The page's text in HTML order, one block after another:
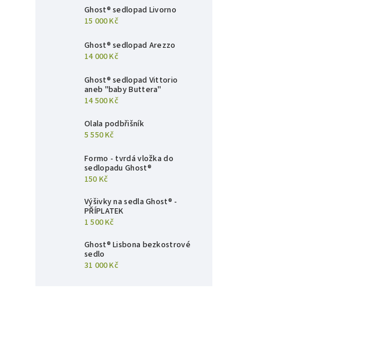
Ghost® sedlopad Livorno
15 000 Kč
Ghost® sedlopad Arezzo
14 000 Kč
Ghost® sedlopad Vittorio
aneb "baby Buttera"
14 500 Kč
Olala podbřišník
5 550 Kč
Formo - tvrdá vložka do
sedlopadu Ghost®
150 Kč
Výšivky na sedla Ghost® -
PŘÍPLATEK
1 500 Kč
Ghost® Lisbona bezkostrové
sedlo
31 000 Kč